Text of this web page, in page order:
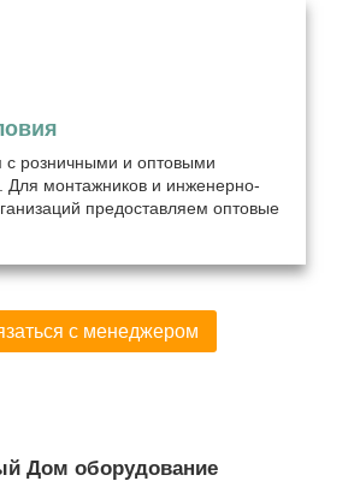
с розничными и оптовыми
Для монтажников и инженерно-
предоставляем оптовые
с менеджером
Дом оборудование